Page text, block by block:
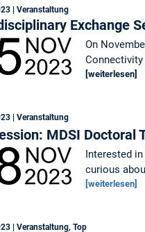
| Veranstaltung
Exchange
On
Connectivity
[weiterlesen]
| Veranstaltung
MDSI Doctoral
Interested
curious
[weiterlesen]
| Veranstaltung, Top